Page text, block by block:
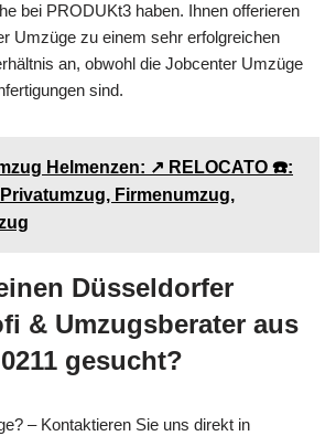
bei PRODUKt3 haben. Ihnen offerieren
Umzüge zu einem sehr erfolgreichen
an, obwohl die Jobcenter Umzüge
sind.
Helmenzen: ↗️ RELOCATO ☎️:
Firmenumzug,
Düsseldorfer
& Umzugsberater aus
gesucht?
– Kontaktieren Sie uns direkt in